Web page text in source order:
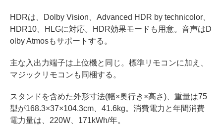
HDRは、Dolby Vision、Advanced HDR by technicolor、
HDR10、HLGに対応。HDR効果モードも用意。音声はD
olby Atmosもサポートする。
主な入出力端子は上位機と同じ。標準リモコンに加え、
マジックリモコンも同梱する。
スタンドを含めた外形寸法(幅×奥行き×高さ)、重量は75
型が168.3×37×104.3cm、41.6kg。消費電力と年間消費
電力量は、220W、171kWh/年。